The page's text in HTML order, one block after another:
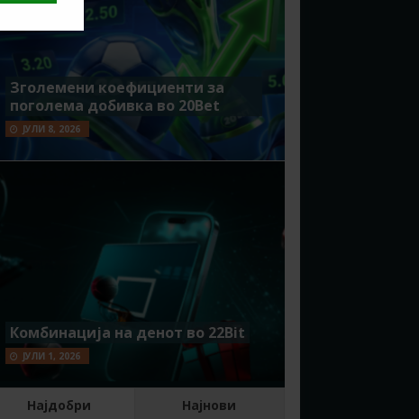
Зголемени коефициенти за
поголема добивка во 20Bet
ЈУЛИ 8, 2026
Комбинација на денот во 22Bit
ЈУЛИ 1, 2026
Најдобри Најнови